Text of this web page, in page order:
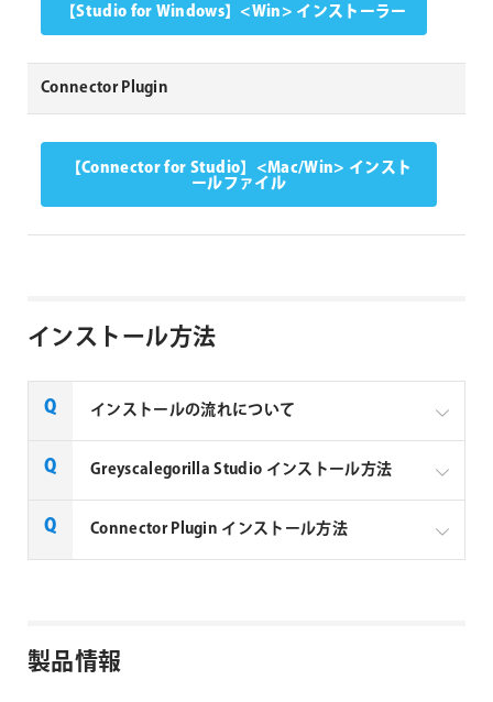
【Studio for Windows】<Win> インストーラー
Connector Plugin
【Connector for Studio】<Mac/Win> インスト
ールファイル
インストール方法
インストールの流れについて
Greyscalegorilla Studioは、まず最初に専用インスト
ト専用のConnector Pluginをインストールします。
Greyscalegorilla Studio インストール方法
Connector Plugin インストール方法
製品情報